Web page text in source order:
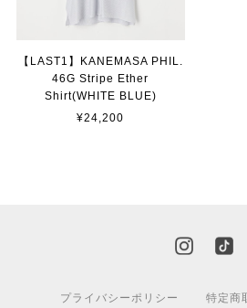
【LAST1】KANEMASA PHIL.
46G Stripe Ether
Shirt(WHITE BLUE)
¥24,200
プライバシーポリシー 特定商